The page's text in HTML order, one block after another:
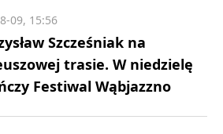
Szcześniak na
trasie. W niedzielę
Festiwal Wąbjazzno
09, 15:56